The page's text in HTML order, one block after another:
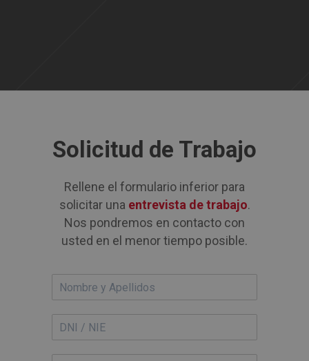
Solicitud de Trabajo
Rellene el formulario inferior para
solicitar una entrevista de trabajo.
Nos pondremos en contacto con
usted en el menor tiempo posible.